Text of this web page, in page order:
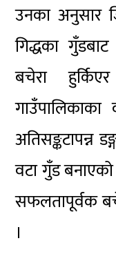
उनका अनुसार
गिद्धका
बचेरा
गाउँपालिकाका
अतिसङ्कटापन्न
वटा गुँड
सफलतापूर्वक
।